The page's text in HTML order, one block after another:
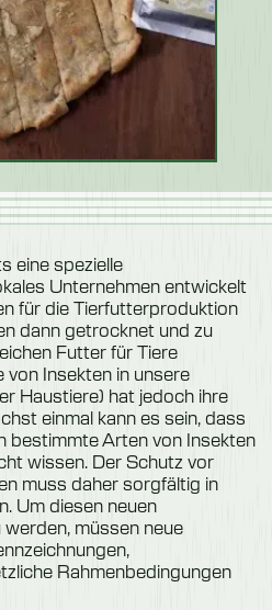
eine spezielle
Unternehmen entwickelt
für die Tierfutterproduktion
dann getrocknet und zu
Futter für Tiere
von Insekten in unsere
Haustiere) hat jedoch ihre
einmal kann es sein, dass
bestimmte Arten von Insekten
wissen. Der Schutz vor
muss daher sorgfältig in
Um diesen neuen
müssen neue
Rahmenbedingungen